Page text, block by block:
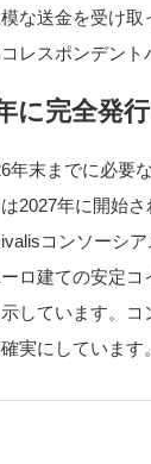
な送金を受け
レスポンデント
に完全発
末までに必要
2027年に開始
コンソーシ
ロ建ての安定
しています。
実にしています。